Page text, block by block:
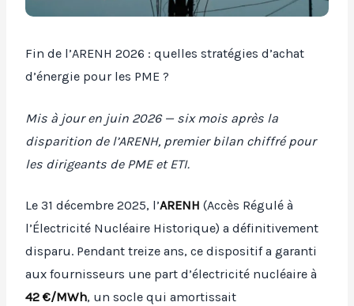
Fin de l’ARENH 2026 : quelles stratégies d’achat
d’énergie pour les PME ?
Mis à jour en juin 2026 — six mois après la
disparition de l’ARENH, premier bilan chiffré pour
les dirigeants de PME et ETI.
Le 31 décembre 2025, l’ARENH (Accès Régulé à
l’Électricité Nucléaire Historique) a définitivement
disparu. Pendant treize ans, ce dispositif a garanti
aux fournisseurs une part d’électricité nucléaire à
42 €/MWh, un socle qui amortissait